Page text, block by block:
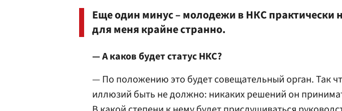
Еще один минус – молодежи в НКС практически
для меня крайне странно.
— А каков будет статус НКС?
— По положению это будет совещательный орган. Так
иллюзий быть не должно: никаких решений он